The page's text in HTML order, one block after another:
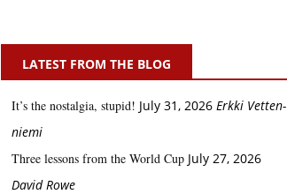
LATEST FROM THE BLOG
It’s the nostalgia, stupid! July 31, 2026 Erkki Vetten­­
niemi
Three lessons from the World Cup July 27, 2026
David Rowe